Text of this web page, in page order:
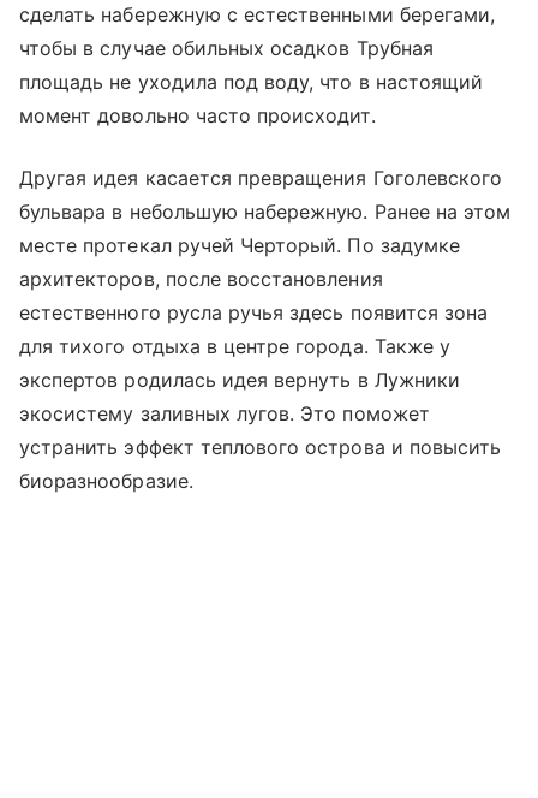
сделать набережную с естественными берегами,
чтобы в случае обильных осадков Трубная
площадь не уходила под воду, что в настоящий
момент довольно часто происходит.
Другая идея касается превращения Гоголевского
бульвара в небольшую набережную. Ранее на этом
месте протекал ручей Черторый. По задумке
архитекторов, после восстановления
естественного русла ручья здесь появится зона
для тихого отдыха в центре города. Также у
экспертов родилась идея вернуть в Лужники
экосистему заливных лугов. Это поможет
устранить эффект теплового острова и повысить
биоразнообразие.